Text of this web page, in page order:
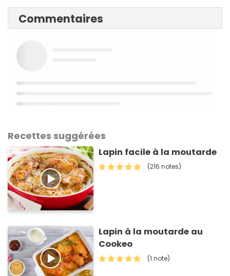
Commentaires
Recettes suggérées
Lapin facile à la moutarde
(216 notes)
Lapin à la moutarde au
Cookeo
(1 note)